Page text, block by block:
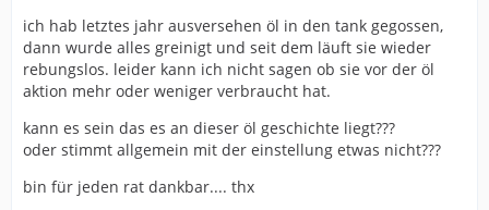
ich hab letztes jahr ausversehen öl in den tank gegossen,
dann wurde alles greinigt und seit dem läuft sie wieder
rebungslos. leider kann ich nicht sagen ob sie vor der öl
aktion mehr oder weniger verbraucht hat.
kann es sein das es an dieser öl geschichte liegt???
oder stimmt allgemein mit der einstellung etwas nicht???
bin für jeden rat dankbar.... thx